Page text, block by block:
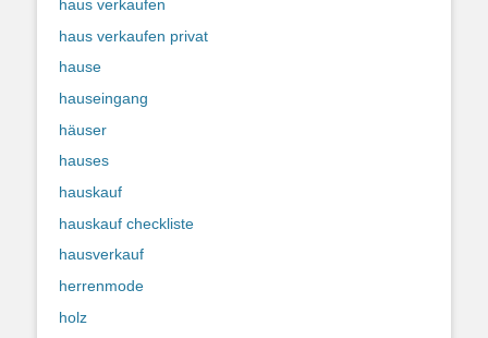
haus verkaufen
haus verkaufen privat
hause
hauseingang
häuser
hauses
hauskauf
hauskauf checkliste
hausverkauf
herrenmode
holz